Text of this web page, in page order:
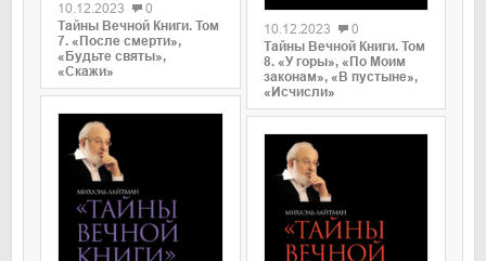
10.12.2023
0
Тайны Вечной Книги. Том
7. «После смерти»,
«Будьте святы»,
«Скажи»
10.12.2023
0
Тайны Вечной Книги. Том
8. «У горы», «По Моим
законам», «В пустыне»,
«Исчисли»